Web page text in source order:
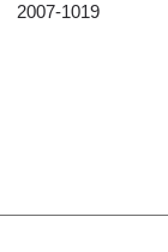
2007-1019